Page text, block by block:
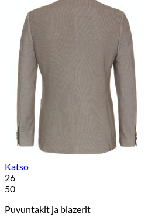
Katso
26
50
Puvuntakit ja blazerit